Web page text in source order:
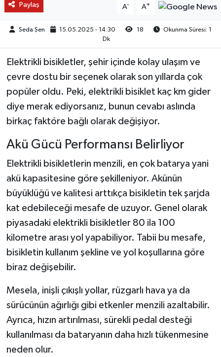
Paylaş A- A+
Seda Şen 15.05.2025 - 14:30 18
Okunma Süresi: 1
Dk
Elektrikli bisikletler, şehir içinde kolay ulaşım ve
çevre dostu bir seçenek olarak son yıllarda çok
popüler oldu. Peki, elektrikli bisiklet kaç km gider
diye merak ediyorsanız, bunun cevabı aslında
birkaç faktöre bağlı olarak değişiyor.
Akü Gücü Performansı Belirliyor
Elektrikli bisikletlerin menzili, en çok batarya yani
akü kapasitesine göre şekilleniyor. Akünün
büyüklüğü ve kalitesi arttıkça bisikletin tek şarjda
kat edebileceği mesafe de uzuyor. Genel olarak
piyasadaki elektrikli bisikletler 80 ila 100
kilometre arası yol yapabiliyor. Tabii bu mesafe,
bisikletin kullanım şekline ve yol koşullarına göre
biraz değişebilir.
Mesela, inişli çıkışlı yollar, rüzgarlı hava ya da
sürücünün ağırlığı gibi etkenler menzili azaltabilir.
Ayrıca, hızın artırılması, sürekli pedal desteği
kullanılması da bataryanın daha hızlı tükenmesine
neden olur.